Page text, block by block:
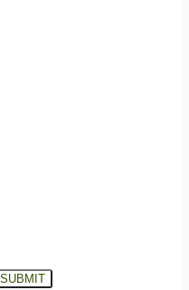
SUBMIT